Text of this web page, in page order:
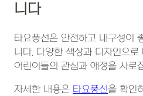
니다
타요풍선은 안전하고 내구성이
니다. 다양한 색상과 디자인으
어린이들의 관심과 애정을 사로
자세한 내용은 타요풍선을 확인